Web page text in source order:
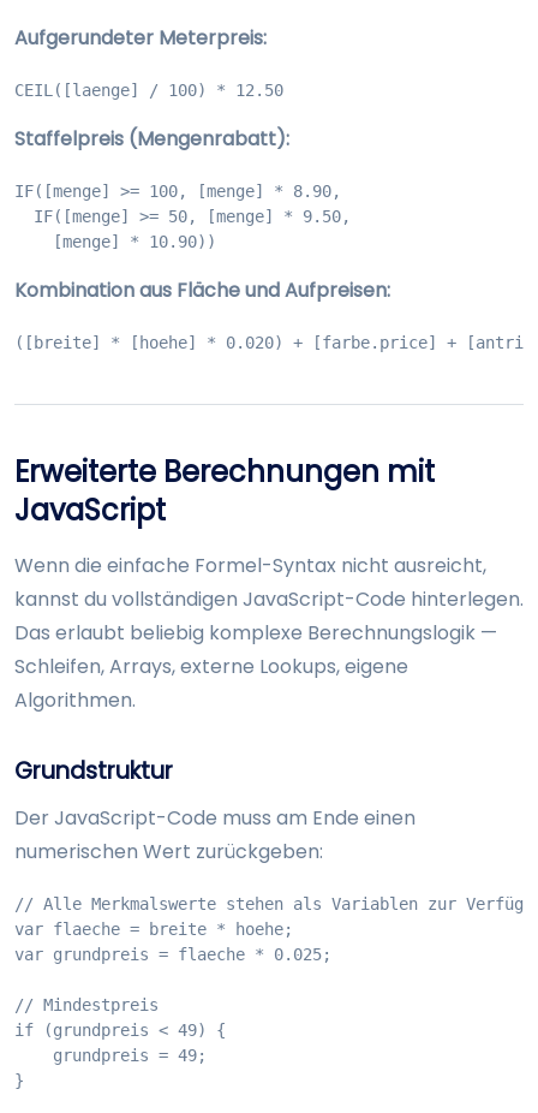
Aufgerundeter Meterpreis:
CEIL([laenge] / 100) * 12.50
Staffelpreis (Mengenrabatt):
IF([menge] >= 100, [menge] * 8.90,
  IF([menge] >= 50, [menge] * 9.50,
    [menge] * 10.90))
Kombination aus Fläche und Aufpreisen:
([breite] * [hoehe] * 0.020) + [farbe.price] +
Erweiterte Berechnungen mit
JavaScript
Wenn die einfache Formel-Syntax nicht ausreicht,
kannst du vollständigen JavaScript-Code hinterlegen.
Das erlaubt beliebig komplexe Berechnungslogik —
Schleifen, Arrays, externe Lookups, eigene
Algorithmen.
Grundstruktur
Der JavaScript-Code muss am Ende einen
numerischen Wert zurückgeben:
// Alle Merkmalswerte stehen als Variablen zur
var flaeche = breite * hoehe;
var grundpreis = flaeche * 0.025;
// Mindestpreis
if (grundpreis < 49) {
    grundpreis = 49;
}